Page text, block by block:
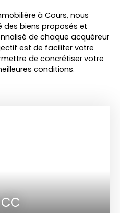
à Cours, nous
des biens proposés et
de chaque acquéreur
est de faciliter votre
de concrétiser votre
conditions.